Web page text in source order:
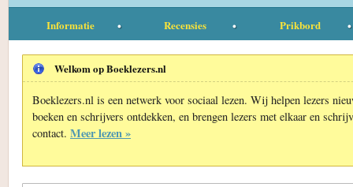
Informatie Recensies Prikbord
Welkom op Boeklezers.nl
Boeklezers.nl is een netwerk voor sociaal lezen. Wij helpen lezers
boeken en schrijvers ontdekken, en brengen lezers met elkaar en
contact. Meer lezen »